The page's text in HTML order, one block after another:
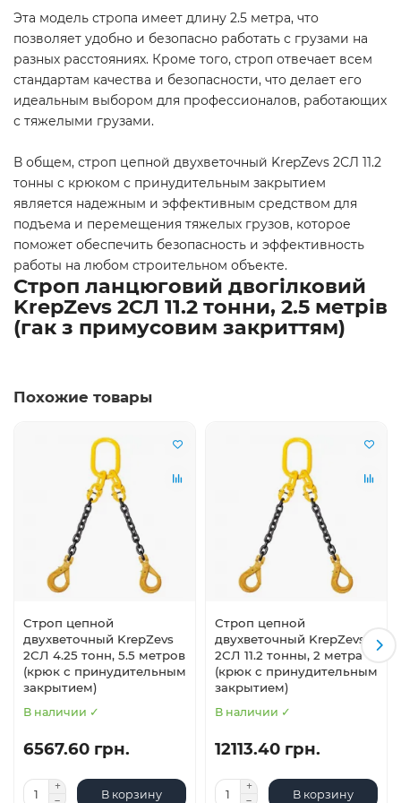
Эта модель стропа имеет длину 2.5 метра, что
позволяет удобно и безопасно работать с грузами на
разных расстояниях. Кроме того, строп отвечает всем
стандартам качества и безопасности, что делает его
идеальным выбором для профессионалов, работающих
с тяжелыми грузами.
В общем, строп цепной двухветочный KrepZevs 2СЛ 11.2
тонны с крюком с принудительным закрытием
является надежным и эффективным средством для
подъема и перемещения тяжелых грузов, которое
поможет обеспечить безопасность и эффективность
работы на любом строительном объекте.
Строп ланцюговий двогілковий
KrepZevs 2СЛ 11.2 тонни, 2.5 метрів
(гак з примусовим закриттям)
Похожие товары
Строп цепной
двухветочный KrepZevs
2СЛ 4.25 тонн, 5.5 метров
(крюк с принудительным
закрытием)
В наличии ✓
6567.60 грн.
В корзину
Строп цепной
двухветочный KrepZevs
2СЛ 11.2 тонны, 2 метра
(крюк с принудительным
закрытием)
В наличии ✓
12113.40 грн.
В корзину